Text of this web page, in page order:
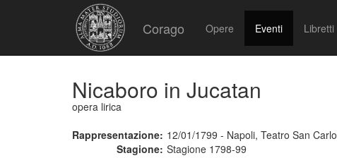
Corago Opere Eventi Libretti
Nicaboro in Jucatan
opera lirica
Rappresentazione: 12/01/1799 - Napoli, Teatro San Carlo
Stagione: Stagione 1798-99